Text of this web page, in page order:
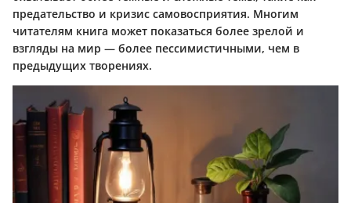
предательство и кризис самовосприятия. Многим
читателям книга может показаться более зрелой и
взгляды на мир — более пессимистичными, чем в
предыдущих творениях.